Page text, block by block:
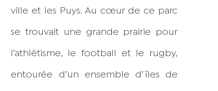
ville et les Puys. Au cœur de ce parc
se trouvait une grande prairie pour
l’athlétisme, le football et le rugby,
entourée d’un ensemble d’îles de